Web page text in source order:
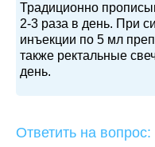
Традиционно
2-3 раза в день. При
инъекции по 5 мл
также ректальные
день.
Ответить на вопрос: